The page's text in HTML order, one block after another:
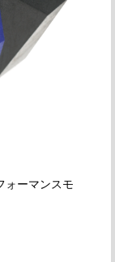
ォーマンスモ